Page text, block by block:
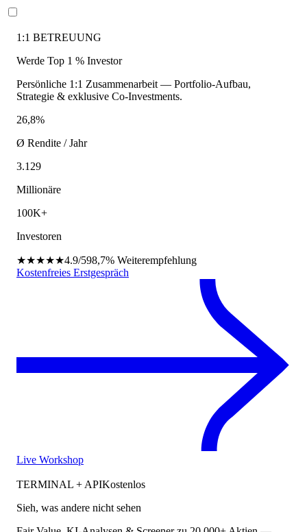
1:1 BETREUUNG
Werde Top 1 % Investor
Persönliche 1:1 Zusammenarbeit — Portfolio-Aufbau,
Strategie & exklusive Co-Investments.
26,8%
Ø Rendite / Jahr
3.129
Millionäre
100K+
Investoren
★★★★★4.9/598,7% Weiterempfehlung
Kostenfreies Erstgespräch
Live Workshop
TERMINAL + APIKostenlos
Sieh, was andere nicht sehen